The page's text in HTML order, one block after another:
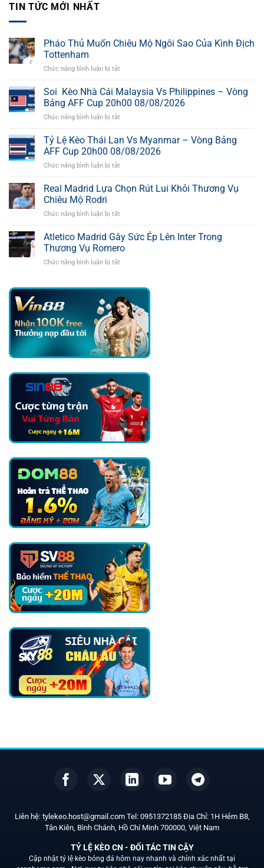
TIN TỨC MỚI NHẤT
Pháo Thủ Muốn Chiêu Mộ Ngôi Sao Của Kình Địch
Tottenham
Chức năng bình luận bị tắt
Thủ
Muốn
Chiêu
Sao
Của
Soi Kèo Nhà Cái Malaysia Vs Philippines – Vòng
Bảng AFF Cup 20h00 08/08/2026
Chức năng bình luận bị tắt
Kèo
Nhà
Cái
Philippines
Cup
20h00
Tỷ Lệ Kèo Thái Lan Vs Myanmar – Vòng Bảng
AFF Cup 20h00 08/08/2026
Chức năng bình luận bị tắt
Lệ
Kèo
Myanmar
–
Cup
20h00
08/08/2026
Real Madrid Lựa Chọn Rút Lui Khỏi Thương Vụ
Chiêu Mộ Rodri
Chức năng bình luận bị tắt
Madrid
Lựa
Chọn
Vụ
Chiêu
Mộ
Rodri
Atletico Madrid Gây Sức Ép Lên Inter Trong
Thương Vụ Romero
Chức năng bình luận bị tắt
Sức
Ép
Lên
Inter
Trong
Thương
Romero
Liên hệ: tylekeo.host@gmail.comTel: 0951372185Địa Chỉ: 1H Hẻm B8,
Tân Kiên, Bình Chánh, Hồ Chí Minh 700000 , Việt Nam
TỶ LỆ KÈO CN - ĐỐI TÁC TIN CẬY
Cập nhật tỷ lệ kèo bóng đá hôm nay nhanh và chính xác nhất tại